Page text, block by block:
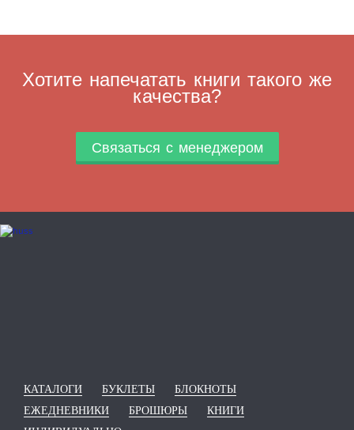
Хотите напечатать книги такого же
качества?
Связаться с менеджером
КАТАЛОГИ БУКЛЕТЫ
БЛОКНОТЫ
ЕЖЕДНЕВНИКИ
БРОШЮРЫ
КНИГИ